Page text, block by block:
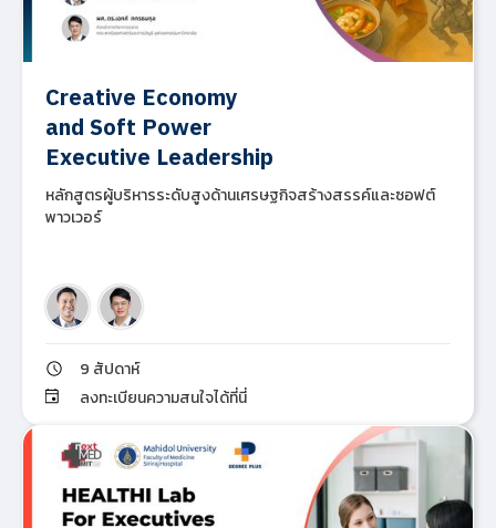
Creative Economy
and Soft Power
Executive Leadership
หลักสูตรผู้บริหารระดับสูงด้านเศรษฐกิจสร้างสรรค์และซอฟต์
พาวเวอร์
9 สัปดาห์
ลงทะเบียนความสนใจได้ที่นี่